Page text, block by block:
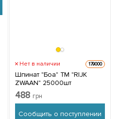
Нет в наличии 179000
Шпинат "Боа" ТМ "RIJK
ZWAAN" 25000шт
488 грн
Сообщить о поступлении